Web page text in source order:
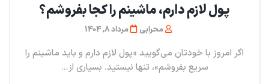
پول لازم دارم، ماشینم را کجا بفروشم؟
محرابی مرداد 8, 1404
اگر امروز با خودتان می‌گویید «پول لازم دارم و باید ماشینم را
سریع بفروشم»، تنها نیستید. بسیاری از...